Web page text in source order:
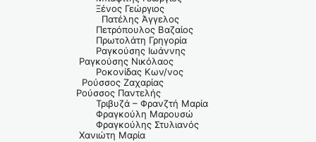
Ξένος Γεώργιος
Πατέλης Άγγελος
Πετρόπουλος Βαζαίος
Πρωτολάτη Γρηγορία
Ραγκούσης Ιωάννης
Ραγκούσης Νικόλαος
Ροκονίδας Κων/νος
Ρούσσος Ζαχαρίας
Ρούσσος Παντελής
Τριβυζά – Φρανζτή Μαρία
Φραγκούλη Μαρουσώ
Φραγκούλης Στυλιανός
Χανιώτη Μαρία